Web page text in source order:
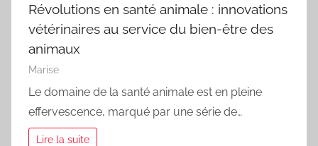
Révolutions en santé animale : innovations
vétérinaires au service du bien-être des
animaux
Marise
Le domaine de la santé animale est en pleine
effervescence, marqué par une série de…
Lire la suite